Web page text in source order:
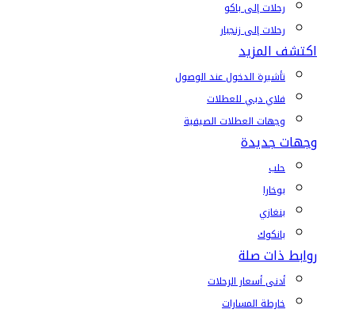
رحلات إلى باكو
رحلات إلى زنجبار
اكتشف المزيد
تأشيرة الدخول عند الوصول
فلاي دبي للعطلات
وجهات العطلات الصيفية
وجهات جديدة
حلب
بوخارا
بنغازي
بانكوك
روابط ذات صلة
أدنى أسعار الرحلات
خارطة المسارات